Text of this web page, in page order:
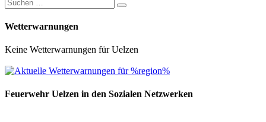
Wetterwarnungen
Keine Wetterwarnungen für Uelzen
Feuerwehr Uelzen in den Sozialen Netzwerken